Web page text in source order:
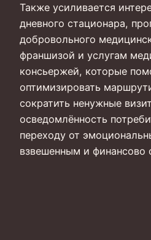
Также усиливается
дневного стационара,
добровольного
франшизой и услугам
консьержей, которые
оптимизировать
сократить ненужные
осведомлённость
переходу от
взвешенным и финансово